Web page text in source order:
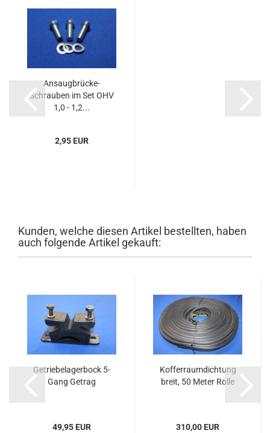
Ansaugbrücke-
Schrauben im Set OHV
1,0 - 1,2...
2,95 EUR
Kunden, welche diesen Artikel bestellten, haben
auch folgende Artikel gekauft:
Getriebelagerbock 5-
Gang Getrag
49,95 EUR
Kofferraumdichtung
breit, 50 Meter Rolle
310,00 EUR